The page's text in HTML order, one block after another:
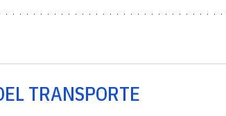
TRANSPORTE